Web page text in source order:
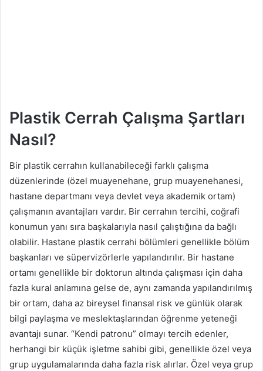
Plastik Cerrah Çalışma Şartları
Nasıl?
Bir plastik cerrahın kullanabileceği farklı çalışma
düzenlerinde (özel muayenehane, grup muayenehanesi,
hastane departmanı veya devlet veya akademik ortam)
çalışmanın avantajları vardır. Bir cerrahın tercihi, coğrafi
konumun yanı sıra başkalarıyla nasıl çalıştığına da bağlı
olabilir. Hastane plastik cerrahi bölümleri genellikle bölüm
başkanları ve süpervizörlerle yapılandırılır. Bir hastane
ortamı genellikle bir doktorun altında çalışması için daha
fazla kural anlamına gelse de, aynı zamanda yapılandırılmış
bir ortam, daha az bireysel finansal risk ve günlük olarak
bilgi paylaşma ve meslektaşlarından öğrenme yeteneği
avantajı sunar. “Kendi patronu” olmayı tercih edenler,
herhangi bir küçük işletme sahibi gibi, genellikle özel veya
grup uygulamalarında daha fazla risk alırlar. Özel veya grup